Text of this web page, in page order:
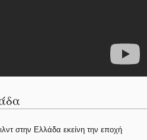
στην Ελλάδα εκείνη την εποχή